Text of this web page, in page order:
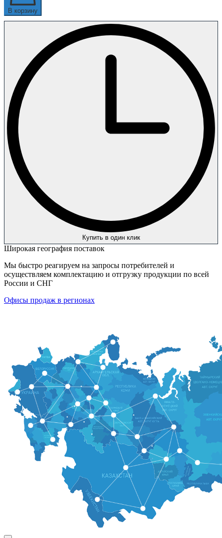
В корзину
Купить в один клик
Широкая география поставок
Мы быстро реагируем на запросы потребителей и
осуществляем комплектацию и отгрузку продукции по всей
России и СНГ
Офисы продаж в регионах